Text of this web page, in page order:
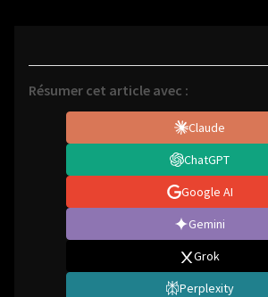
Résumer cet article avec :
Claude
ChatGPT
Google AI
Gemini
Grok
Perplexity